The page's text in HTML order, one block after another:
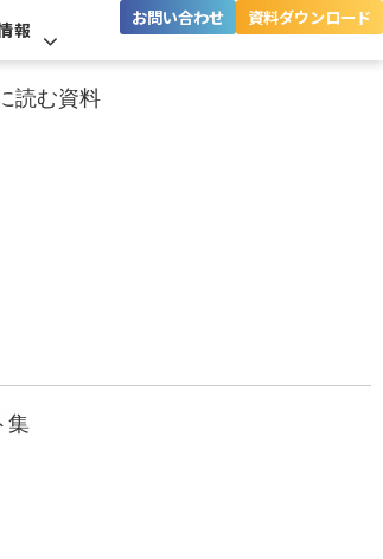
報
お問い合わせ 資料ダウンロード
読む資料
集